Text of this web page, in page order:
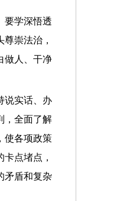
要学深悟透
崇法治，
做人、干净
说实话、办
，全面了解
使各项政策
点堵点，
矛盾和复杂